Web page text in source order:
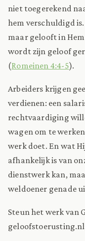
niet toegerekend
hem verschuldigd
maar gelooft in
wordt zijn geloof
(Romeinen 4:4-5).
Arbeiders krijgen
verdienen: een
rechtvaardiging
wagen om te
werk doet. En wat
afhankelijk is van
dienstwerk kan,
weldoener genade
Steun het werk van